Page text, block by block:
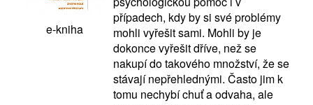
e-kniha
případech, kdy by si své problémy
mohli vyřešit sami. Mohli by je
dokonce vyřešit dříve, než se
nakupí do takového množství, že se
stávají nepřehlednými. Často jim k
tomu nechybí chuť a odvaha, ale